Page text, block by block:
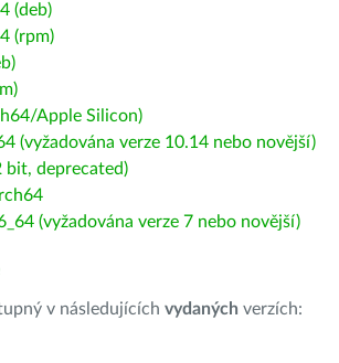
(deb)
(rpm)
Apple Silicon)
(vyžadována verze 10.14 nebo novější)
bit, deprecated)
(vyžadována verze 7 nebo novější)
v následujících vydaných verzích: